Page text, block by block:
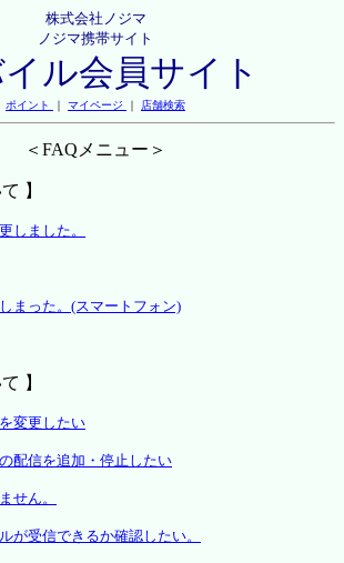
株式会社ノジマ
ノジマ携帯サイト
ル会員サイト
ポイント ｜ マイページ ｜ 店舗検索
＜FAQメニュー＞
】
しました。
まった。(スマートフォン)
】
変更したい
配信を追加・停止したい
せん。
が受信できるか確認したい。